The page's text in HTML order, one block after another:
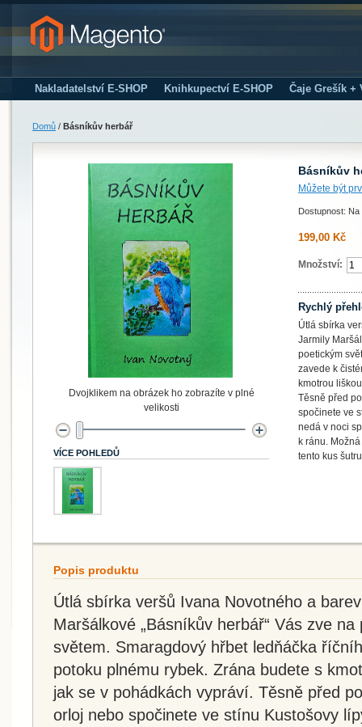
Nakladatelství E-SHOP Knihkupectví E-SHOP Čaje Grešík +
Domů / Básníkův herbář
Dvojklikem na obrázek ho zobrazíte v plné
velikosti
VÍCE POHLEDŮ
Básníkův
Můžete být
Dostupnost: Na
199,00 Kč
Množství:
Rychlý
Útlá sbírka
Jarmily
poetickým
zavede k
kmotrou
Těsně před
spočinete ve
nedá v noci
k ránu.
tento kus
Popis produktu
Útlá sbírka veršů Ivana Novotného a
Maršálkové „Básníkův herbář“ Vás zve
světem. Smaragdový hřbet ledňáčka
potoku plnému rybek. Zrána budete s
jak se v pohádkách vypráví. Těsně před
orloj nebo spočinete ve stínu Kustošovy